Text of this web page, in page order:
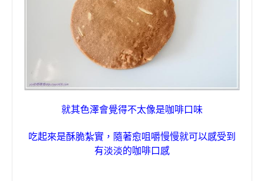
就其色澤會覺得不太像是咖啡口味
吃起來是酥脆紮實 ， 隨著愈咀嚼慢慢就可以感受到
有淡淡的咖啡口感